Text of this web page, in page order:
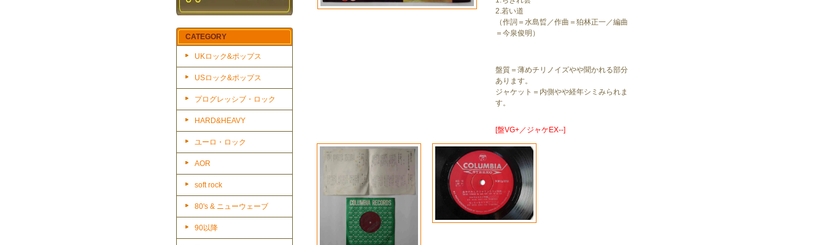
CATEGORY
UKロック&ポップス
USロック&ポップス
プログレッシブ・ロック
HARD&HEAVY
ユーロ・ロック
AOR
soft rock
80's & ニューウェーブ
90以降
2.若い道
（作詞＝水島晢／作曲＝狛林正一／編曲
＝今泉俊明）
盤質＝薄めチリノイズやや聞かれる部分
あります。
ジャケット＝内側やや経年シミみられま
す。
[盤VG+／ジャケEX--]